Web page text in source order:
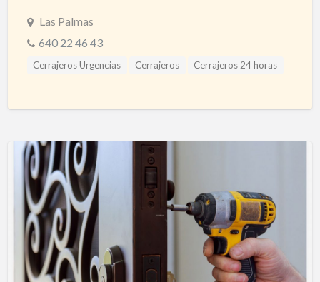
Las Palmas
640 22 46 43
Cerrajeros Urgencias Cerrajeros
Cerrajeros 24 horas